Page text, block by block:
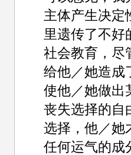
主体产生决定
里遗传了不好
社会教育，尽
给他／她造成
使他／她做出
丧失选择的自
选择，他／她
任何运气的成